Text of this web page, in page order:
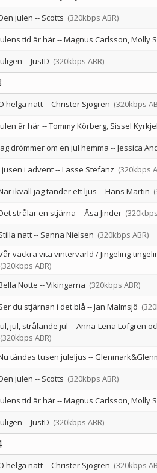
julen -- Scotts (320kbps ABR)
tid är här--Magnus Carlsson Molly
--JustD (320kbps ABR)
helga natt--Christer Sjögren (320kbps
är här--Tommy Körberg Sissel
drömmer om en jul hemma --Jessica
i advent--Lasse Stefanz (320kbps
ikväll jag tänder ett ljus --Hans Martin
strålar en stjärna --Åsa Jinder
natt-- Sanna Nielsen (320kbps ABR)
vackra vita vintervärld / Jingeling-
(320kbps ABR)
Notte --Vikingarna (320kbps ABR)
du stjärnan i det blå --Jan Malmsjö
jul, strålande jul --Anna-Lena Löfgren
(320kbps ABR)
tändas tusen juleljus --
julen -- Scotts (320kbps ABR)
tid är här--Magnus Carlsson Molly
--JustD (320kbps ABR)
helga natt--Christer Sjögren (320kbps